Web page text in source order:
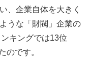
、企業自体を大きく
うな「財閥」企業の
キングでは13位
のです。